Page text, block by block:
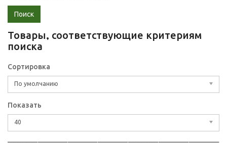
Товары, соответствующие критериям
поиска
Сортировка
По умолчанию
Показать
40